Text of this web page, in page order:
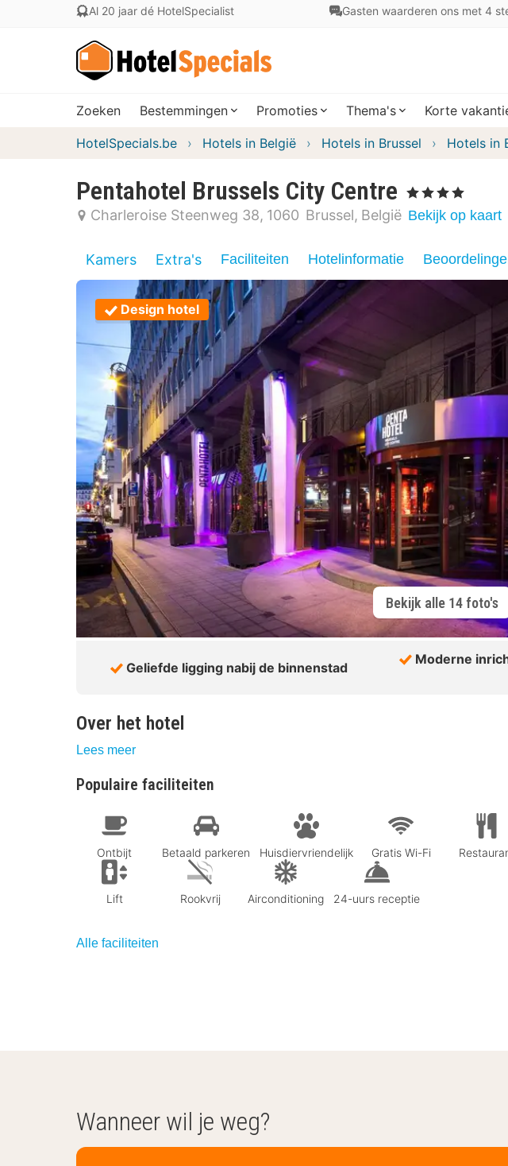
Al 20 jaar dé HotelSpecialist Gasten waarderen ons met 4
Zoeken Bestemmingen Promoties Thema's Korte
HotelSpecials.be Hotels in België Hotels in Brussel Hotels in
Pentahotel Brussels City Centre , 4 Sterren
Charleroise Steenweg 38 1060 Brussel België Bekijk op kaart
Kamers Extra's Faciliteiten Hotelinformatie
Design hotel
Bekijk alle 14 foto's
Geliefde ligging nabij de binnenstad
Moderne
Over het hotel
Lees meer
Populaire faciliteiten
Ontbijt Betaald parkeren Huisdiervriendelijk Gratis Wi-Fi
Lift Rookvrij Airconditioning 24-uurs receptie
Alle faciliteiten
Wanneer wil je weg?